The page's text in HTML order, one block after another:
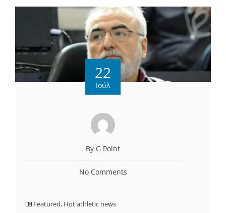
22
Ιούλ
By G Point
No Comments
Featured, Hot athletic news